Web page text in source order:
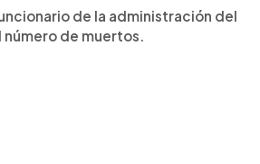
de la administración del
de muertos.